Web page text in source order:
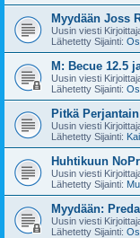
Myydään Joss
Uusin viesti
Lähetetty Sijainti:
M: Becue 12.5
Uusin viesti
Lähetetty Sijainti:
Pitkä
Uusin viesti
Lähetetty Sijainti:
Huhtikuun
Uusin viesti
Lähetetty Sijainti:
Myydään:
Uusin viesti
Lähetetty Sijainti: